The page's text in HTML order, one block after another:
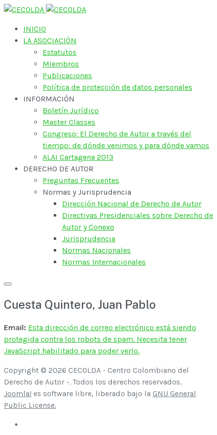
INICIO
LA ASOCIACIÓN
Estatutos
Miembros
Publicaciones
Política de protección de datos personales
INFORMACIÓN
Boletín Jurídico
Master Classes
Congreso: El Derecho de Autor a través del
tiempo: de dónde venimos y para dónde vamos
ALAI Cartagena 2013
DERECHO DE AUTOR
Preguntas Frecuentes
Normas y Jurisprudencia
Dirección Nacional de Derecho de Autor
Directivas Presidenciales sobre Derecho de
Autor y Conexo
Jurisprudencia
Normas Nacionales
Normas Internacionales
Cuesta Quintero, Juan Pablo
Email: Esta dirección de correo electrónico está siendo
protegida contra los robots de spam. Necesita tener
JavaScript habilitado para poder verlo.
Copyright © 2026 CECOLDA - Centro Colombiano del
Derecho de Autor -. Todos los derechos reservados.
Joomla! es software libre, liberado bajo la GNU General
Public License.